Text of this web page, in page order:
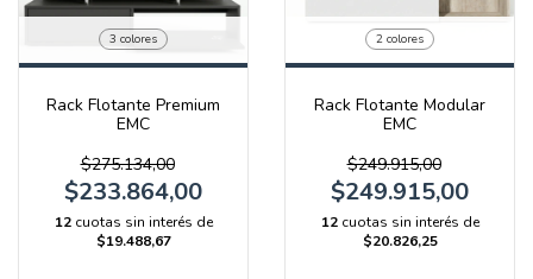
3 colores
Rack Flotante Premium
EMC
$275.134,00
$233.864,00
12 cuotas sin interés de
$19.488,67
2 colores
Rack Flotante Modular
EMC
$249.915,00
$249.915,00
12 cuotas sin interés de
$20.826,25